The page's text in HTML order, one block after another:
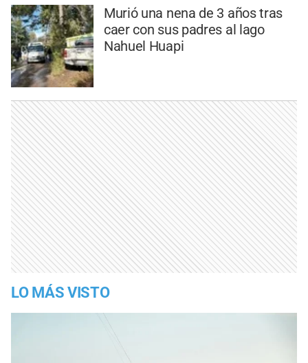
Murió una nena de 3 años tras
caer con sus padres al lago
Nahuel Huapi
LO MÁS VISTO